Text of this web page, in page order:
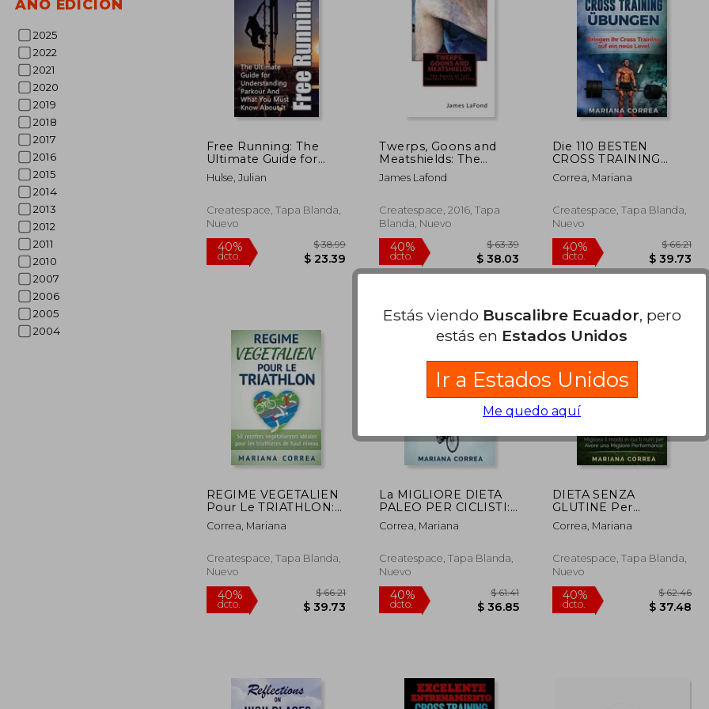
AÑO EDICIÓN
2025
2022
2021
2020
2019
2018
2017
2016
2015
2014
2013
2012
2011
2010
2007
2006
2005
2004
45%
dcto.
45%
dcto.
45%
dcto.
Free Running: The
Ultimate Guide for
Understanding
Parkour And What You
(en Inglés)
Hulse, Julian
Createspace, Tapa Blanda,
Nuevo
40%
dcto. $ 23.39
Twerps, Goons and
Meatshields: The
Basics of Full Contact
Stick-Fighting (en
James Lafond
Createspace, 2016, Tapa
Blanda, Nuevo
dcto. $ 38.03
Die 110 BESTEN
CROSS TRAINING
UEBUNGEN: Bringen
Ihr CrossTraining auf
Alemán)
Correa, Mariana
Createspace, Tapa Blanda,
Nuevo
dcto.
REGIME VEGETALIEN
Pour Le TRIATHLON:
Inclus: 50 recettes
vegetaliennes ideales
haut niveau (en
Francés)
Correa, Mariana
Createspace, Tapa Blanda,
Nuevo
La MIGLIORE DIETA
PALEO PER CICLISTI:
PEDALA PIU
VELOCEMENTE CON
PALEO PER
OTTENERE MUSCOLI,
RIMANERE SANO (en
Italiano)
Correa, Mariana
Createspace, Tapa Blanda,
Nuevo
DIETA SENZA
GLUTINE Per
CALCIATORI: Migliora il
Modo in cui ti Nutri
Performance (en
Italiano)
Correa, Mariana
Createspace, Tapa Blanda,
Nuevo
Estás viendo Buscalibre Ecuador, pero
estás en Estados Unidos
Ir a Estados Unidos
Me quedo aquí